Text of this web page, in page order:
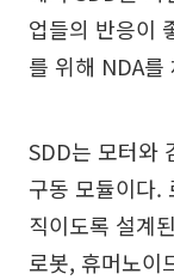
업들의 반응이
를 위해 NDA를
SDD는 모터와
구동 모듈이다.
직이도록 설계
로봇, 휴머노이